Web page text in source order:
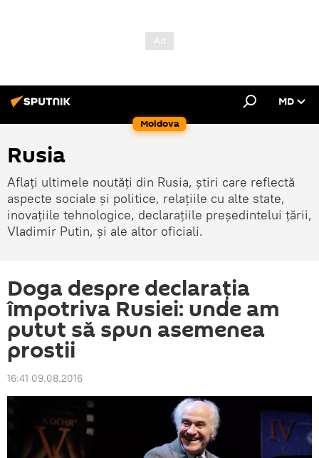
Moldova
MD
Rusia
Aflați ultimele noutăți din Rusia, știri care reflectă
aspecte sociale și politice, relațiile cu alte state,
inovațiile tehnologice, declarațiile președintelui țării,
Vladimir Putin, și ale altor oficiali.
Doga despre declarația
împotriva Rusiei: unde am
putut să spun asemenea
prostii
16:41 09.08.2016